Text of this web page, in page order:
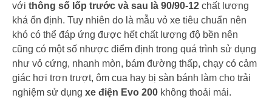
với thông số lốp trước và sau là 90/90-12 chất lượng
khá ổn định. Tuy nhiên do là mẫu vỏ xe tiêu chuẩn nên
khó có thể đáp ứng được hết chất lượng độ bền nên
cũng có một số nhược điểm định trong quá trình sử dụng
như vỏ cứng, nhanh mòn, bám đường thấp, chạy có cảm
giác hơi trơn trượt, ôm cua hay bị sàn bánh làm cho trải
nghiệm sử dụng xe điện Evo 200 không thoải mái.